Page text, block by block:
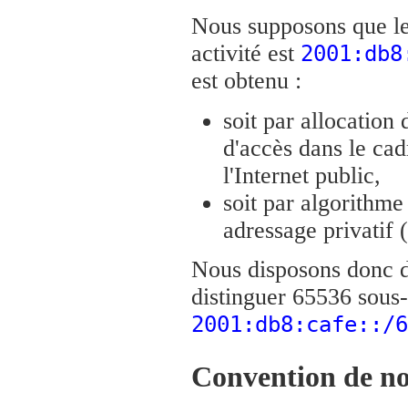
Nous supposons que
activité est
est obtenu :
soit par allocation
d'accès dans le
l'Internet public,
soit par
adressage privatif
Nous disposons donc
distinguer 65536
2001:db8:cafe::/
Convention de